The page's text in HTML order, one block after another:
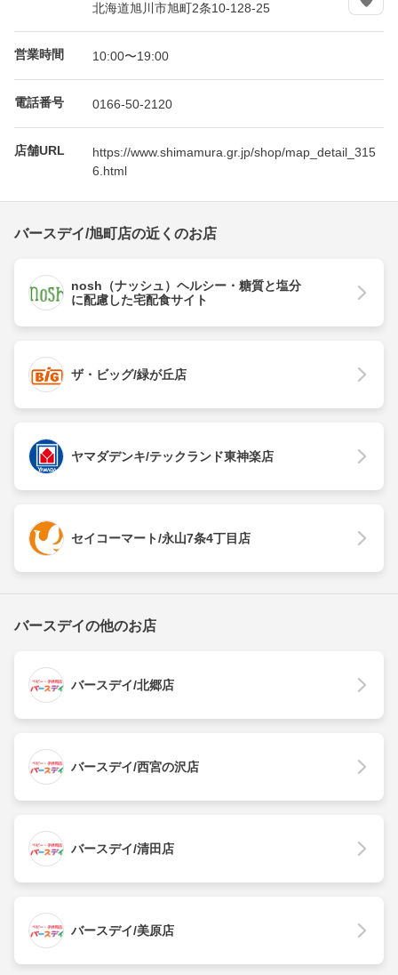
北海道旭川市旭町2条10-128-25
営業時間 10:00〜19:00
電話番号 0166-50-2120
店舗URL
https://www.shimamura.gr.jp/shop/map_detail_315
6.html
バースデイ/旭町店の近くのお店
nosh（ナッシュ）ヘルシー・糖質と塩分
に配慮した宅配食サイト
ザ・ビッグ/緑が丘店
ヤマダデンキ/テックランド東神楽店
セイコーマート/永山7条4丁目店
バースデイの他のお店
バースデイ/北郷店
バースデイ/西宮の沢店
バースデイ/清田店
バースデイ/美原店